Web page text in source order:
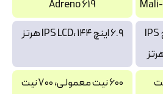
Adreno 619
۶.۷۹ اینچ IPS
۶.۹ اینچ IPS LCD، ۱۴۴ هرتز
۶۰۰ نیت معمولی، ۷۰۰ نیت